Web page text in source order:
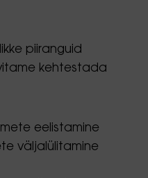
piiranguid
kehtestada
eelistamine
väljalülitamine